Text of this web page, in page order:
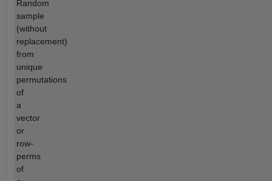
Random
sample
(without
replacement)
from
unique
permutations
of
a
vector
or
row-
perms
of